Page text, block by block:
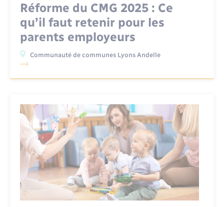
Réforme du CMG 2025 : Ce
qu’il faut retenir pour les
parents employeurs
Communauté de communes Lyons Andelle